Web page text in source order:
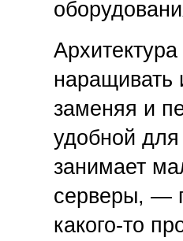
наращивать
заменяя и
удобной
занимает
серверы, —
какого-то